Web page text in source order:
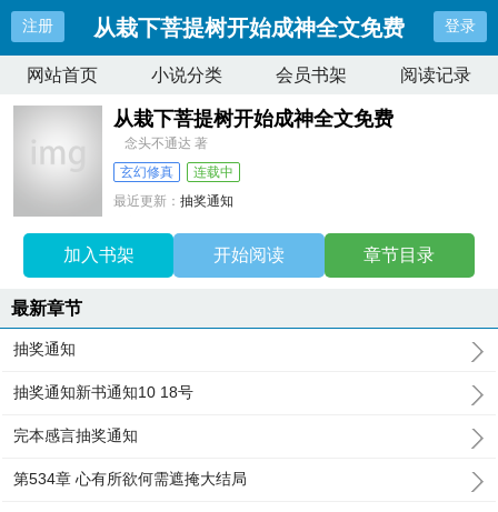
注册 从栽下菩提树开始成神全文免费 登录
网站首页 小说分类 会员书架 阅读记录
从栽下菩提树开始成神全文免费
念头不通达 著
玄幻修真
连载中
最近更新：抽奖通知
加入书架 开始阅读 章节目录
最新章节
抽奖通知
抽奖通知新书通知10 18号
完本感言抽奖通知
第534章 心有所欲何需遮掩大结局